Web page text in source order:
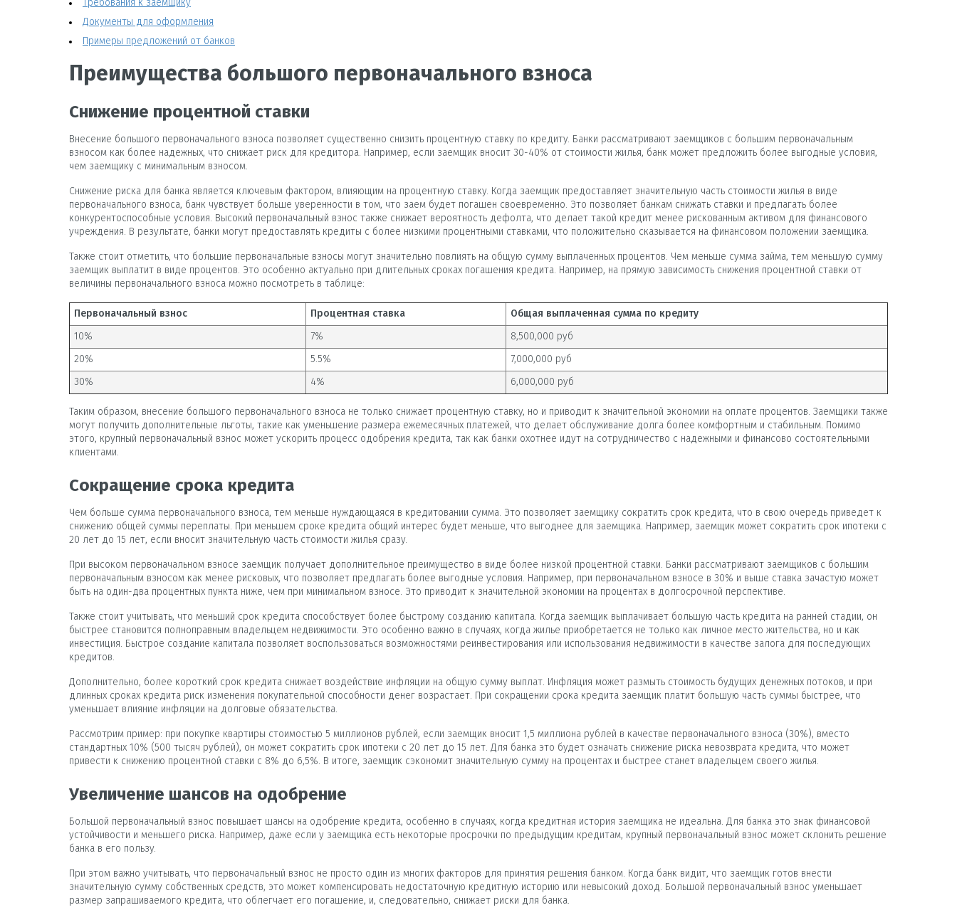
Требования к заемщику
Документы для оформления
Примеры предложений от банков
Преимущества большого первоначального взноса
Снижение процентной ставки
Внесение большого первоначального взноса позволяет существенно снизить процентную ставку по кредиту. Банки рассматривают заемщиков с большим первоначальным
взносом как более надежных, что снижает риск для кредитора. Например, если заемщик вносит 30-40% от стоимости жилья, банк может предложить более выгодные условия,
чем заемщику с минимальным взносом.
Снижение риска для банка является ключевым фактором, влияющим на процентную ставку. Когда заемщик предоставляет значительную часть стоимости жилья в виде
первоначального взноса, банк чувствует больше уверенности в том, что заем будет погашен своевременно. Это позволяет банкам снижать ставки и предлагать более
конкурентоспособные условия. Высокий первоначальный взнос также снижает вероятность дефолта, что делает такой кредит менее рискованным активом для финансового
учреждения. В результате, банки могут предоставлять кредиты с более низкими процентными ставками, что положительно сказывается на финансовом положении заемщика.
Также стоит отметить, что большие первоначальные взносы могут значительно повлиять на общую сумму выплаченных процентов. Чем меньше сумма займа, тем меньшую сумму
заемщик выплатит в виде процентов. Это особенно актуально при длительных сроках погашения кредита. Например, на прямую зависимость снижения процентной ставки от
величины первоначального взноса можно посмотреть в таблице:
Первоначальный взнос Процентная ставка Общая выплаченная сумма по кредиту
10% 7% 8,500,000 руб
20% 5.5% 7,000,000 руб
30% 4% 6,000,000 руб
Таким образом, внесение большого первоначального взноса не только снижает процентную ставку, но и приводит к значительной экономии на оплате процентов. Заемщики также
могут получить дополнительные льготы, такие как уменьшение размера ежемесячных платежей, что делает обслуживание долга более комфортным и стабильным. Помимо
этого, крупный первоначальный взнос может ускорить процесс одобрения кредита, так как банки охотнее идут на сотрудничество с надежными и финансово состоятельными
клиентами.
Сокращение срока кредита
Чем больше сумма первоначального взноса, тем меньше нуждающаяся в кредитовании сумма. Это позволяет заемщику сократить срок кредита, что в свою очередь приведет к
снижению общей суммы переплаты. При меньшем сроке кредита общий интерес будет меньше, что выгоднее для заемщика. Например, заемщик может сократить срок ипотеки с
20 лет до 15 лет, если вносит значительную часть стоимости жилья сразу.
При высоком первоначальном взносе заемщик получает дополнительное преимущество в виде более низкой процентной ставки. Банки рассматривают заемщиков с большим
первоначальным взносом как менее рисковых, что позволяет предлагать более выгодные условия. Например, при первоначальном взносе в 30% и выше ставка зачастую может
быть на один-два процентных пункта ниже, чем при минимальном взносе. Это приводит к значительной экономии на процентах в долгосрочной перспективе.
Также стоит учитывать, что меньший срок кредита способствует более быстрому созданию капитала. Когда заемщик выплачивает большую часть кредита на ранней стадии, он
быстрее становится полноправным владельцем недвижимости. Это особенно важно в случаях, когда жилье приобретается не только как личное место жительства, но и как
инвестиция. Быстрое создание капитала позволяет воспользоваться возможностями реинвестирования или использования недвижимости в качестве залога для последующих
кредитов.
Дополнительно, более короткий срок кредита снижает воздействие инфляции на общую сумму выплат. Инфляция может размыть стоимость будущих денежных потоков, и при
длинных сроках кредита риск изменения покупательной способности денег возрастает. При сокращении срока кредита заемщик платит большую часть суммы быстрее, что
уменьшает влияние инфляции на долговые обязательства.
Рассмотрим пример: при покупке квартиры стоимостью 5 миллионов рублей, если заемщик вносит 1,5 миллиона рублей в качестве первоначального взноса (30%), вместо
стандартных 10% (500 тысяч рублей), он может сократить срок ипотеки с 20 лет до 15 лет. Для банка это будет означать снижение риска невозврата кредита, что может
привести к снижению процентной ставки с 8% до 6,5%. В итоге, заемщик сэкономит значительную сумму на процентах и быстрее станет владельцем своего жилья.
Увеличение шансов на одобрение
Большой первоначальный взнос повышает шансы на одобрение кредита, особенно в случаях, когда кредитная история заемщика не идеальна. Для банка это знак финансовой
устойчивости и меньшего риска. Например, даже если у заемщика есть некоторые просрочки по предыдущим кредитам, крупный первоначальный взнос может склонить решение
банка в его пользу.
При этом важно учитывать, что первоначальный взнос не просто один из многих факторов для принятия решения банком. Когда банк видит, что заемщик готов внести
значительную сумму собственных средств, это может компенсировать недостаточную кредитную историю или невысокий доход. Большой первоначальный взнос уменьшает
размер запрашиваемого кредита, что облегчает его погашение, и, следовательно, снижает риски для банка.